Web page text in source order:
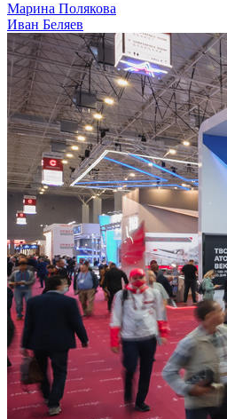
Марина Полякова
Иван Беляев